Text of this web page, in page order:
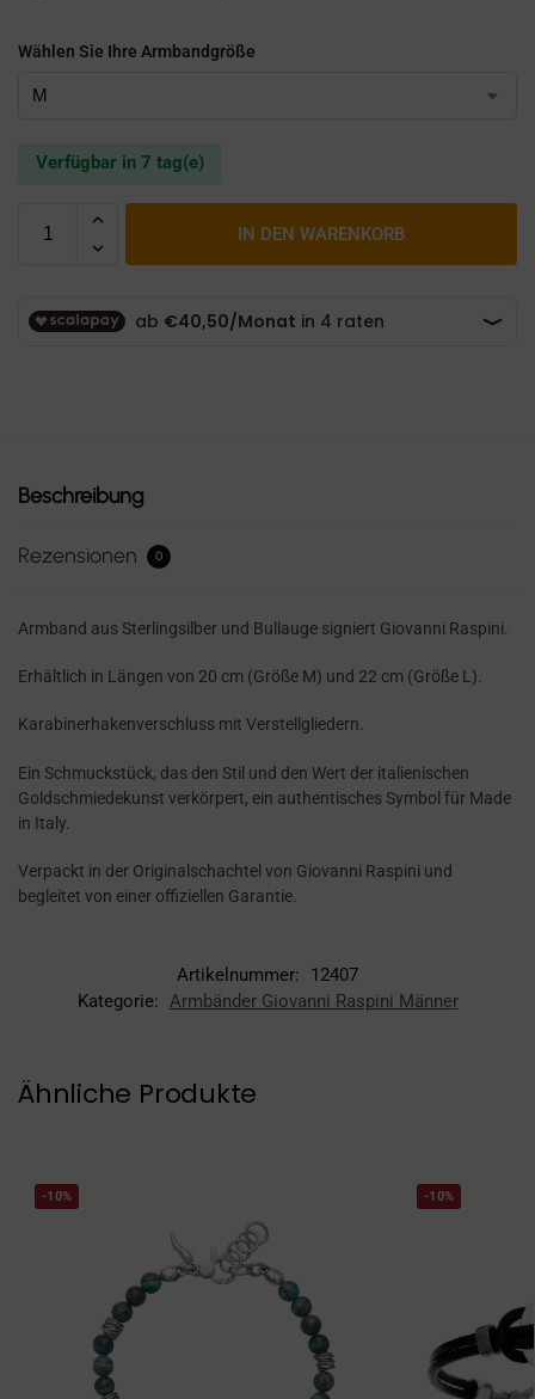
Wählen Sie Ihre Armbandgröße
Verfügbar in 7 tag(e)
IN DEN WARENKORB
Beschreibung
Rezensionen 0
Armband aus Sterlingsilber und Bullauge signiert Giovanni Raspini.
Erhältlich in Längen von 20 cm (Größe M) und 22 cm (Größe L).
Karabinerhakenverschluss mit Verstellgliedern.
Ein Schmuckstück, das den Stil und den Wert der italienischen
Goldschmiedekunst verkörpert, ein authentisches Symbol für Made
in Italy.
Verpackt in der Originalschachtel von Giovanni Raspini und
begleitet von einer offiziellen Garantie.
Artikelnummer:
12407
Kategorie: Armbänder Giovanni Raspini Männer
Ähnliche Produkte
-10% -10%